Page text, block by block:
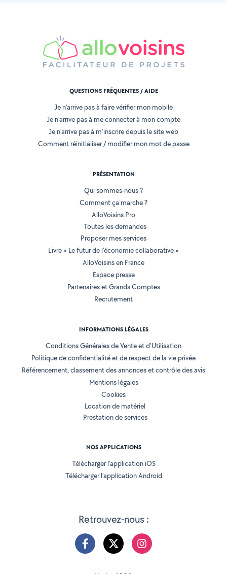
Retrouvez-nous :
QUESTIONS FRÉQUENTES / AIDE
Je n'arrive pas à faire vérifier mon mobile
Je n'arrive pas à me connecter à mon compte
Je n'arrive pas à m'inscrire depuis le site web
Comment réinitialiser / modifier mon mot de passe
PRÉSENTATION
Qui sommes-nous ?
Comment ça marche ?
AlloVoisins Pro
Toutes les demandes
Proposer mes services
Livre « Le futur de l'économie collaborative »
AlloVoisins en France
Espace presse
Partenaires et Grands Comptes
Recrutement
INFORMATIONS LÉGALES
Conditions Générales de Vente et d'Utilisation
Politique de confidentialité et de respect de la vie privée
Référencement, classement des annonces et contrôle des avis
Mentions légales
Cookies
Location de matériel
Prestation de services
NOS APPLICATIONS
Télécharger l’application iOS
Télécharger l’application Android